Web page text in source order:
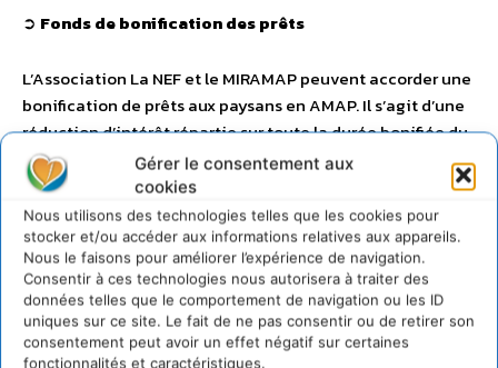
Gérer le consentement aux
cookies
Nous utilisons des technologies telles que les cookies pour
stocker et/ou accéder aux informations relatives aux appareils.
Nous le faisons pour améliorer l’expérience de navigation.
Consentir à ces technologies nous autorisera à traiter des
données telles que le comportement de navigation ou les ID
uniques sur ce site. Le fait de ne pas consentir ou de retirer son
consentement peut avoir un effet négatif sur certaines
fonctionnalités et caractéristiques.
➲ Fonds de bonification des prêts
L’Association La NEF et le MIRAMAP peuvent accorder une
bonification de prêts aux paysans en AMAP. Il s’agit d’une
réduction d’intérêt répartie sur toute la durée bonifiée du
prêt.
◗ Garantie mobilisable pour un prêt contracté auprès de la
Nef.
◗ Dispositif opérationnel dès octobre 2010.
◗ Fonds abondé par la collecte citoyenne de dons.